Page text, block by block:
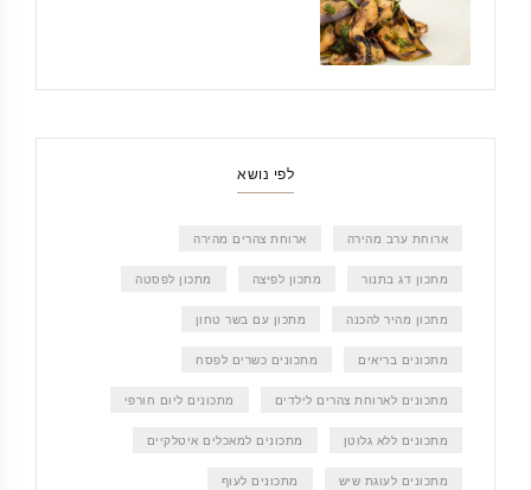
לפי נושא
ארוחת ערב מהירה ארוחת צהרים מהירה
מתכון דג בתנור מתכון לפיצה מתכון לפסטה
מתכון מהיר להכנה מתכון עם בשר טחון
מתכונים בריאים מתכונים כשרים לפסח
מתכונים לארוחת צהרים לילדים מתכונים ליום חורפי
מתכונים ללא גלוטן מתכונים למאכלים איטלקיים
מתכונים לעוגת שיש מתכונים לעוף